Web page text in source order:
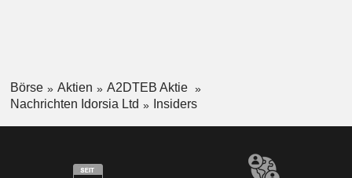
Börse Aktien
A2DTEB Aktie
Nachrichten Idorsia Ltd
Insiders